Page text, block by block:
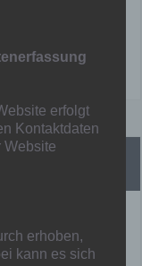
erfolgt
Kontaktdaten
Website
erhoben,
kann es sich